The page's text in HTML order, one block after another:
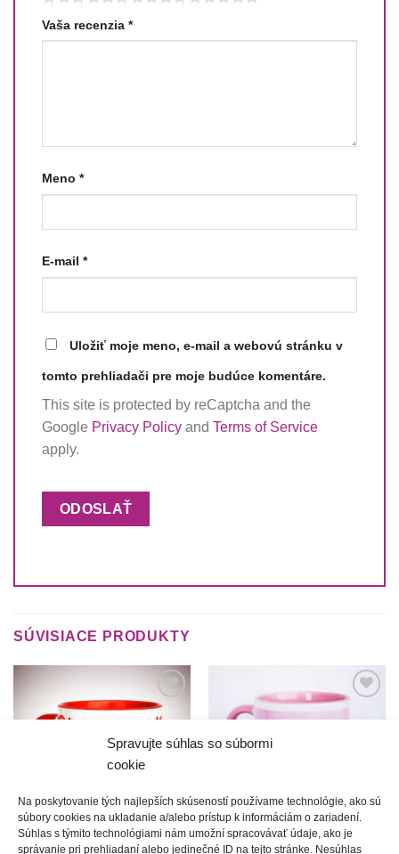
Spravujte súhlas so súbormi
cookie
Na poskytovanie tých najlepších skúseností používame technológie, ako sú
súbory cookies na ukladanie a/alebo prístup k informáciám o zariadení.
Súhlas s týmito technológiami nám umožní spracovávať údaje, ako je
správanie pri prehliadaní alebo jedinečné ID na tejto stránke. Nesúhlas
Vaša recenzia *
Meno *
E-mail *
Uložiť moje meno, e-mail a webovú stránku v
tomto prehliadači pre moje budúce komentáre.
This site is protected by reCaptcha and the
Google Privacy Policy and Terms of Service
apply.
SÚVISIACE PRODUKTY
Túto
krasotinku
Túto
krasotinku